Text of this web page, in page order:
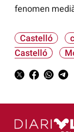
fenomen
Castelló
Castelló